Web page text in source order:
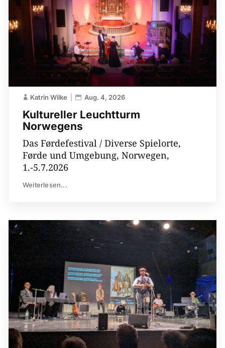
Kultureller Leuchtturm
Norwegens
Katrin Wilke Aug. 4, 2026
Das Førdefestival / Diverse Spielorte,
Førde und Umgebung, Norwegen,
1.-5.7.2026
Weiterlesen...